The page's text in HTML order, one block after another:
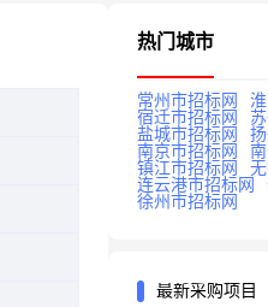
热门城市
常州市招标网
宿迁市招标网
盐城市招标网
南京市招标网
镇江市招标网
连云港市招标网
徐州市招标网
最新采购项目